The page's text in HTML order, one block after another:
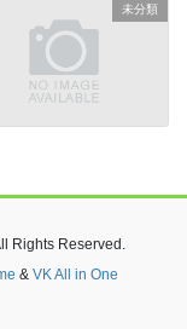
未分類
Rights Reserved.
& VK All in One